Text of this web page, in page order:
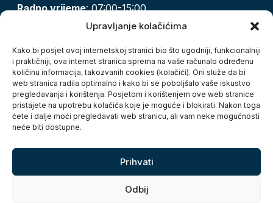
Upravljanje kolačićima
Kako bi posjet ovoj internetskoj stranici bio što ugodniji, funkcionalniji
i praktičniji, ova internet stranica sprema na vaše računalo određenu
količinu informacija, takozvanih cookies (kolačići). Oni služe da bi
web stranica radila optimalno i kako bi se poboljšalo vaše iskustvo
pregledavanja i korištenja. Posjetom i korištenjem ove web stranice
pristajete na upotrebu kolačića koje je moguće i blokirati. Nakon toga
ćete i dalje moći pregledavati web stranicu, ali vam neke mogućnosti
neće biti dostupne.
Prihvati
Odbij
Radno vrijeme: 07:00-15:00
pisarnica@karlovac.hr
Zaštita osobnih podataka
Pristup informacijama
Kolačići
Izjava o pristupačnosti
Turistička zajednica grada Karlovca